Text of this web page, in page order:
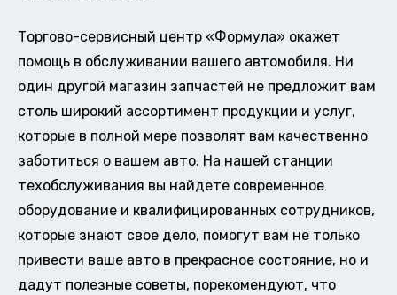
Торгово-сервисный центр «Формула» окажет
помощь в обслуживании вашего автомобиля. Ни
один другой магазин запчастей не предложит вам
столь широкий ассортимент продукции и услуг,
которые в полной мере позволят вам качественно
заботиться о вашем авто. На нашей станции
техобслуживания вы найдете современное
оборудование и квалифицированных сотрудников,
которые знают свое дело, помогут вам не только
привести ваше авто в прекрасное состояние, но и
дадут полезные советы, порекомендуют, что